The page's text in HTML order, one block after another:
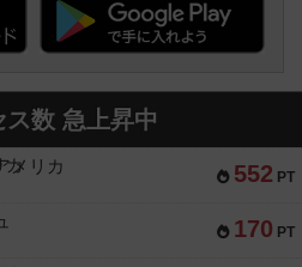
ス数 急上昇中
552 PT
メリカ
170 PT